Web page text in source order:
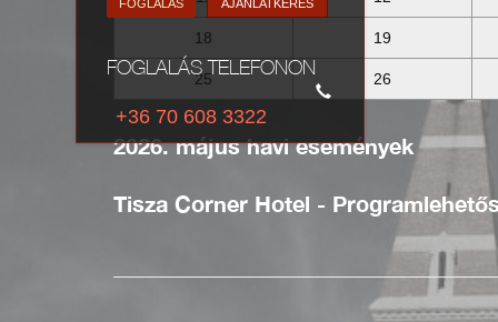
AJÁNLATKÉRÉS
FOGLALÁS TELEFONON
+36 70 608 3322
18 19
25 26
2026. május havi események
Tisza Corner Hotel -